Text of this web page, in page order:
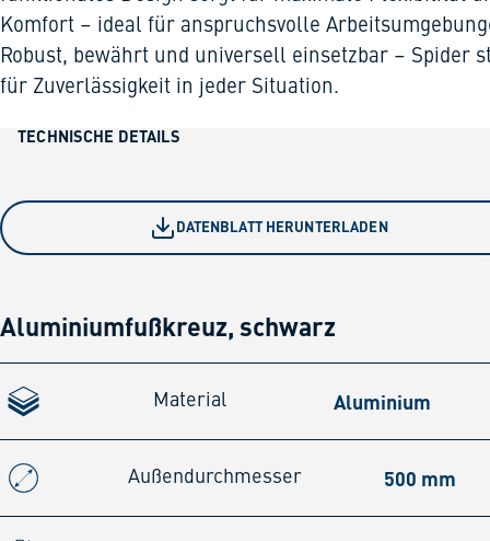
Komfort – ideal für anspruchsvolle
Robust, bewährt und universell einsetzbar – Spider
für Zuverlässigkeit in jeder Situation.
TECHNISCHE DETAILS
DATENBLATT HERUNTERLADEN
Aluminiumfußkreuz, schwarz
Material Aluminium
Außendurchmesser 500 mm